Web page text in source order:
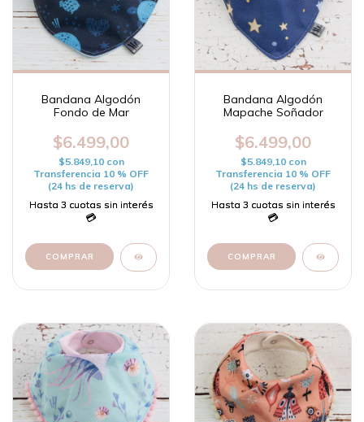
Bandana Algodón
Fondo de Mar
$6.499,00
$5.849,10 con
Transferencia 10 % OFF
(24 hs de reserva)
Bandana Algodón
Mapache Soñador
$6.499,00
$5.849,10 con
Transferencia 10 % OFF
(24 hs de reserva)